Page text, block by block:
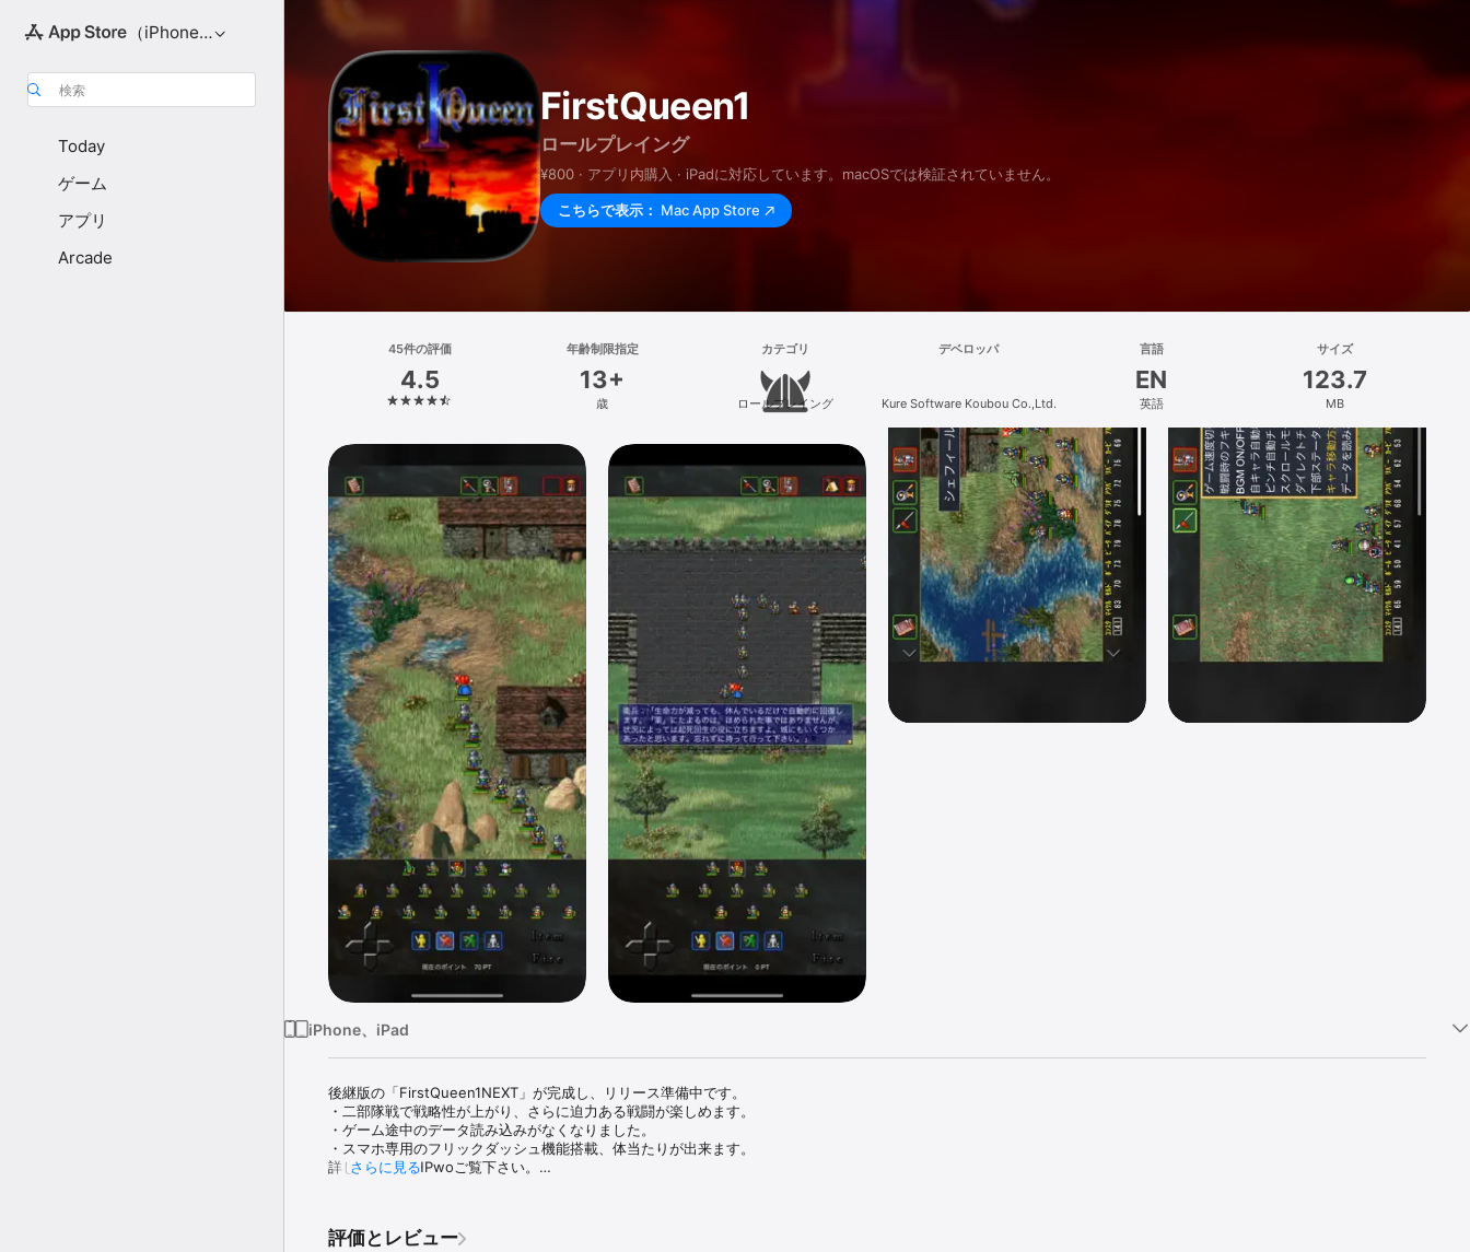
（iPhone向け）
検索
Today
ゲーム
アプリ
Arcade
FirstQueen1
ロールプレイング
¥800 · アプリ内購入 · iPadに対応しています。macOSでは検証されていません。
こちらで表示： Mac App Store
45件の評価
4.5
年齢制限指定
13+
歳
カテゴリ
ロールプレイング
デベロッパ
Kure Software Koubou Co.,Ltd.
言語
EN
英語
サイズ
123.7
MB
iPhone、iPad
後継版の「FirstQueen1NEXT」が完成し、リリース準備中です。
・二部隊戦で戦略性が上がり、さらに迫力ある戦闘が楽しめます。
・ゲーム途中のデータ読み込みがなくなりました。
・スマホ専用のフリックダッシュ機能搭載、体当たりが出来ます。
詳しくは当社HPwoご覧下さい。
アイテムに交換できるポイントはゲーム内で稼げます。
さらに見る
評価とレビュー